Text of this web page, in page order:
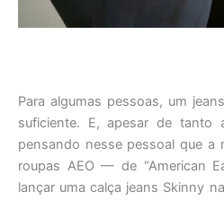
Para algumas pessoas, um
suficiente. E, apesar de tanto
pensando nesse pessoal que a
roupas AEO — de “American
lançar uma calça jeans Skinny